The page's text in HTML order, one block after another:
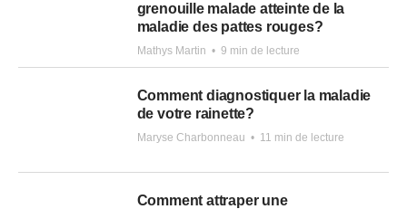
grenouille malade atteinte de la
maladie des pattes rouges?
Mathys Martin • 9 min de lecture
Comment diagnostiquer la maladie
de votre rainette?
Maryse Charbonneau • 11 min de lecture
Comment attraper une